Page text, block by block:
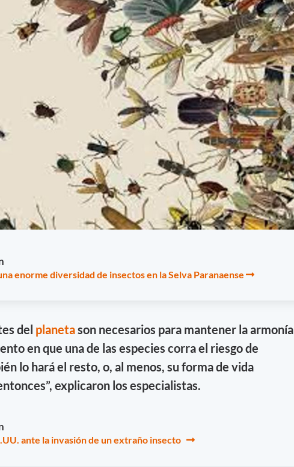
enorme diversidad de insectos en la Selva Paranaense
del planetason necesarios para mantener la armonía
en que una de las especies corra el riesgo de
lo hará el resto, o, al menos, su forma de vida
explicaron los especialistas.
ante la invasión de un extraño insecto